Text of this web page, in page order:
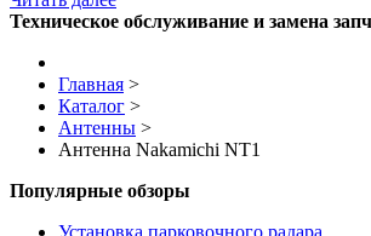
Техническое обслуживание и замена
Главная >
Каталог >
Антенны >
Антенна Nakamichi NT1
Популярные обзоры
Установка парковочного радара